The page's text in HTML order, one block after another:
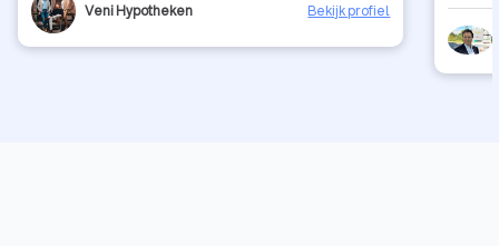
Veni Hypotheken Bekijk profiel